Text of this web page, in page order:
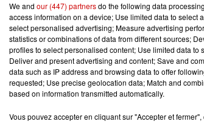
We and our (447) partnersdo the following data
access information on a device; Use limited data to
select personalised advertising; Measure advertising
statistics or combinations of data from different sources;
profiles to select personalised content; Use limited data to
Deliver and present advertising and content; Save and
data such as IP address and browsing data to offer
requested; Use precise geolocation data; Match and
based on information transmitted automatically.
Vous pouvez accepter en cliquant sur "Accepter et